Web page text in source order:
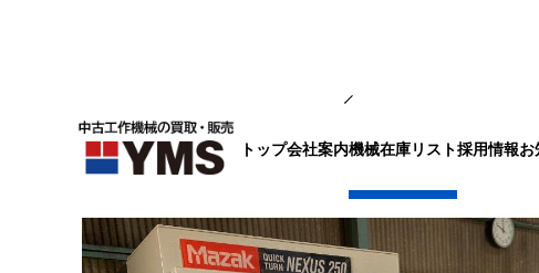
トップ会社案内機械在庫リスト採用情報お
10″NC旋盤